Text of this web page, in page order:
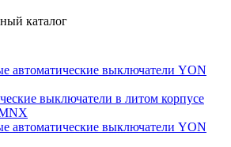
каталог
автоматические выключатели YON
выключатели в литом корпусе
автоматические выключатели YON